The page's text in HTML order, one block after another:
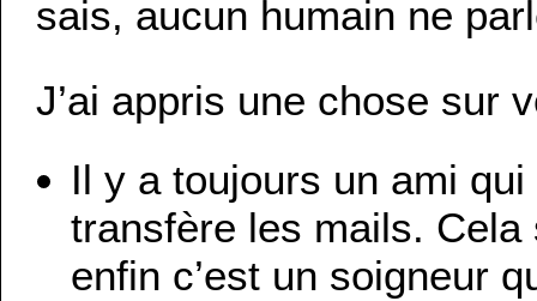
sais, aucun humain ne
J’ai appris une chose sur
Il y a toujours un ami
transfère les mails. Cela
enfin c’est un soigneur